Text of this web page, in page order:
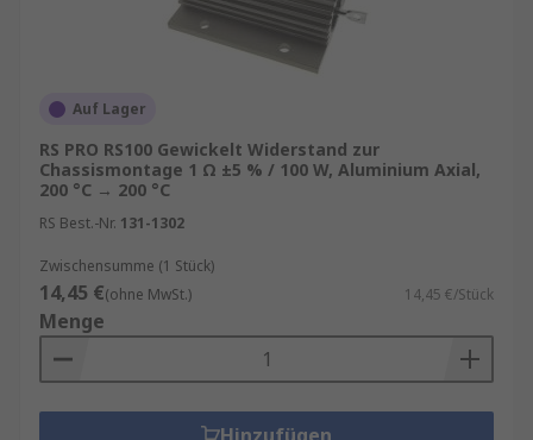
Auf Lager
RS PRO RS100 Gewickelt Widerstand zur
Chassismontage 1 Ω ±5 % / 100 W, Aluminium Axial,
200 °C → 200 °C
RS Best.-Nr. 131-1302
Zwischensumme (1 Stück)
14,45 €(ohne MwSt.) 14,45 €/Stück
Menge